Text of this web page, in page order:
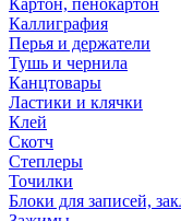
Картон, пенокартон
Каллиграфия
Перья и держатели
Тушь и чернила
Канцтовары
Ластики и клячки
Клей
Скотч
Степлеры
Точилки
Блоки для записей,